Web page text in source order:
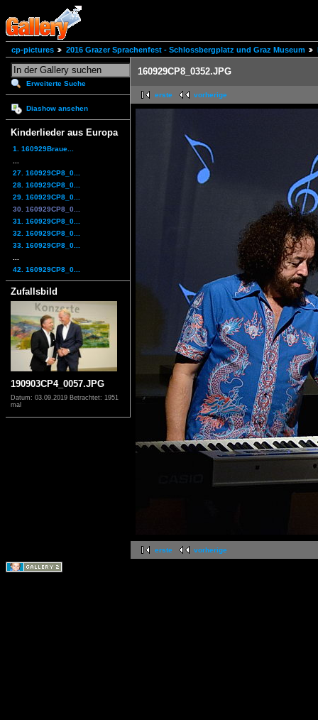
cp-pictures 2016 Grazer Sprachenfest - Schlossbergplatz und Graz Museum
Erweiterte Suche
Diashow ansehen
Kinderlieder aus Europa
1. 160929Braue...
27. 160929CP8_0...
28. 160929CP8_0...
29. 160929CP8_0...
30. 160929CP8_0...
31. 160929CP8_0...
32. 160929CP8_0...
33. 160929CP8_0...
42. 160929CP8_0...
Zufallsbild
190903CP4_0057.JPG
Datum: 03.09.2019 Betrachtet: 1951
mal
160929CP8_0352.JPG
erste vorherige
erste vorherige